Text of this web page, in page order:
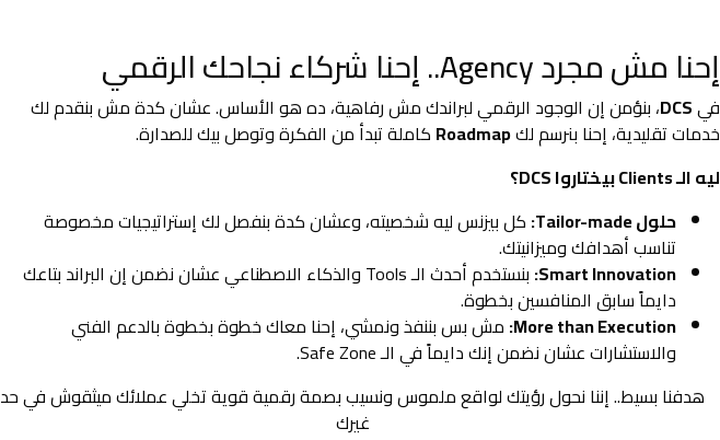
إحنا مش مجرد Agency.. إحنا شركاء نجاحك الرقمي
فيDCS، بنؤمن إن الوجود الرقمي لبراندك مش رفاهية، ده هو الأساس. عشان كدة مش بنقدم لك
خدمات تقليدية، إحنا بنرسم لكRoadmap كاملة تبدأ من الفكرة وتوصل بيك للصدارة.
ليه الـ Clients بيختاروا DCS؟
حلول Tailor-made:
كل بيزنس ليه شخصيته، وعشان كدة بنفصل لك إستراتيجيات مخصوصة
تناسب أهدافك وميزانيتك.
Smart Innovation:
بنستخدم أحدث الـ Tools والذكاء الاصطناعي عشان نضمن إن البراند بتاعك
دايماً سابق المنافسين بخطوة.
More than Execution: مش بس بننفذ ونمشي، إحنا معاك خطوة بخطوة بالدعم الفني
والاستشارات عشان نضمن إنك دايماً في الـ Safe Zone.
هدفنا بسيط.. إننا نحول رؤيتك لواقع ملموس ونسيب بصمة رقمية قوية تخلي عملائك ميثقوش في حد
غيرك